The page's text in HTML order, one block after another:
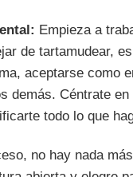
Empieza a
de tartamudear,
aceptarse como
demás. Céntrate
todo lo que
no hay nada